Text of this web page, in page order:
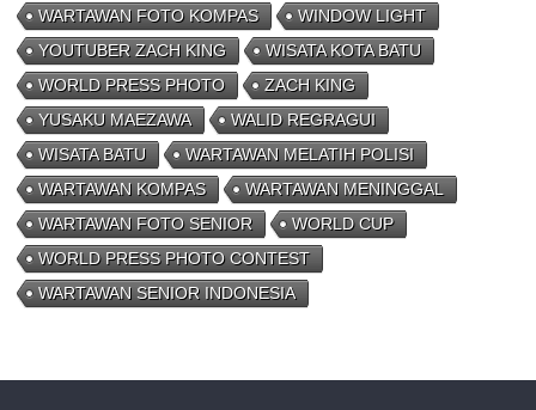
WARTAWAN FOTO KOMPAS
WINDOW LIGHT
YOUTUBER ZACH KING
WISATA KOTA BATU
WORLD PRESS PHOTO
ZACH KING
YUSAKU MAEZAWA
WALID REGRAGUI
WISATA BATU
WARTAWAN MELATIH POLISI
WARTAWAN KOMPAS
WARTAWAN MENINGGAL
WARTAWAN FOTO SENIOR
WORLD CUP
WORLD PRESS PHOTO CONTEST
WARTAWAN SENIOR INDONESIA